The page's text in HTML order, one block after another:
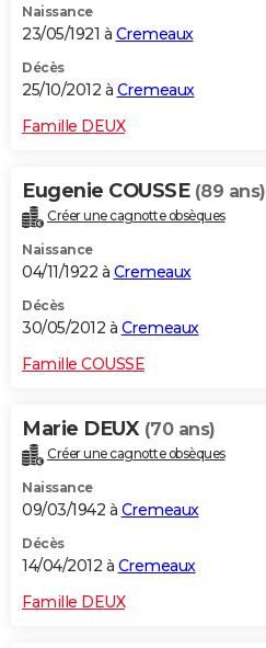
Naissance
23/05/1921 à Cremeaux
Décès
25/10/2012 à Cremeaux
Famille DEUX
Eugenie COUSSE (89 ans)
Créer une cagnotte obsèques
Naissance
04/11/1922 à Cremeaux
Décès
30/05/2012 à Cremeaux
Famille COUSSE
Marie DEUX (70 ans)
Créer une cagnotte obsèques
Naissance
09/03/1942 à Cremeaux
Décès
14/04/2012 à Cremeaux
Famille DEUX